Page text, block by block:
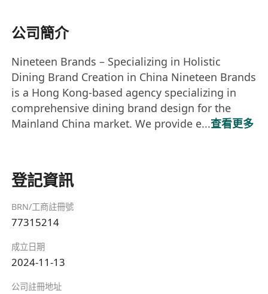
公司簡介
Nineteen Brands – Specializing in Holistic
Dining Brand Creation in China Nineteen Brands
is a Hong Kong-based agency specializing in
comprehensive dining brand design for the
Mainland China market. We provide e...查看更多
登記資訊
BRN/工商註冊號
77315214
成立日期
2024-11-13
公司註冊地址